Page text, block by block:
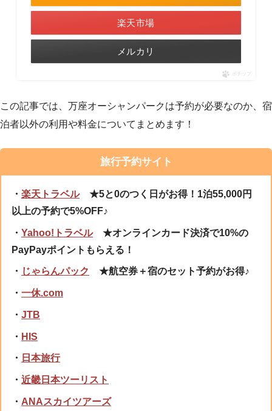
楽天市場
メルカリ
ポチップ
この記事では、万座オーシャンパークは予約が必要なのか、宿
泊者以外の利用や料金についてまとめます！
旅行予約サイト
・楽天トラベル★5と0のつく日がお得！1泊55,000円
以上の予約で5%OFF♪
・Yahoo!トラベル★オンラインカード決済で10%の
PayPayポイントもらえる！
・ じゃらんパック ★航空券＋宿のセット予約がお得♪
・一休.com
・JTB
・ HIS
・ 日本旅行
・近畿日本ツーリスト
・ ANAスカイツアーズ